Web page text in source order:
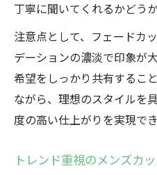
丁寧に聞いてくれるかどう
注意点として、フェードカ
デーションの濃淡で印象が
希望をしっかり共有するこ
ながら、理想のスタイルを
度の高い仕上がりを実現でき
トレンド重視のメンズカ